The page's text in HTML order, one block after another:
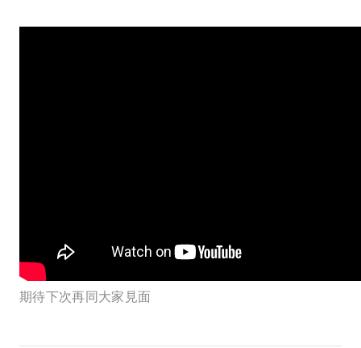
期待下次再同大家見面